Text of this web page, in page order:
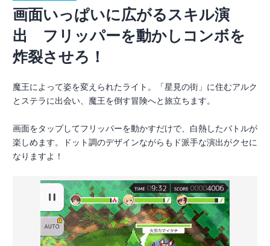
画面いっぱいに広がるスキル演
出 フリッパーを動かしコンボを
炸裂させろ！
魔王によって姿を変えられたライト。「星見の街」に住むアルク
とステラに出会い、魔王を倒す冒険へと旅立ちます。
画面をタップしてフリッパーを動かすだけで、白熱したバトルが
楽しめます。ドット調のデザインながらもド派手な演出がクセに
なりますよ！